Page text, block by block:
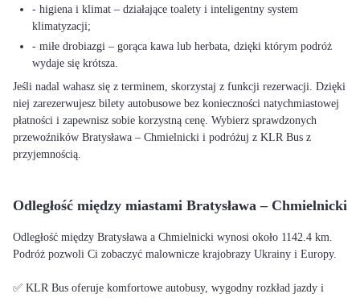
- higiena i klimat – działające toalety i inteligentny system
klimatyzacji;
- miłe drobiazgi – gorąca kawa lub herbata, dzięki którym podróż
wydaje się krótsza.
Jeśli nadal wahasz się z terminem, skorzystaj z funkcji rezerwacji. Dzięki
niej zarezerwujesz bilety autobusowe bez konieczności natychmiastowej
płatności i zapewnisz sobie korzystną cenę. Wybierz sprawdzonych
przewoźników Bratysława – Chmielnicki i podróżuj z KLR Bus z
przyjemnością.
Odległość między miastami Bratysława – Chmielnicki
Odległość między Bratysława a Chmielnicki wynosi około 1142.4 km.
Podróż pozwoli Ci zobaczyć malownicze krajobrazy Ukrainy i Europy.
✅ KLR Bus oferuje komfortowe autobusy, wygodny rozkład jazdy i